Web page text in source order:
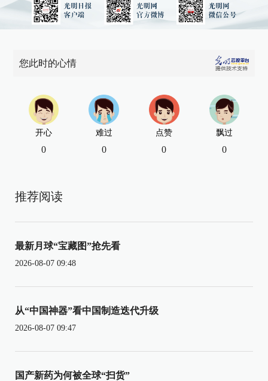
您此时的心情
开心
0
难过
0
点赞
0
飘过
0
推荐阅读
最新月球“宝藏图”抢先看
2026-08-07 09:48
从“中国神器”看中国制造迭代升级
2026-08-07 09:47
国产新药为何被全球“扫货”